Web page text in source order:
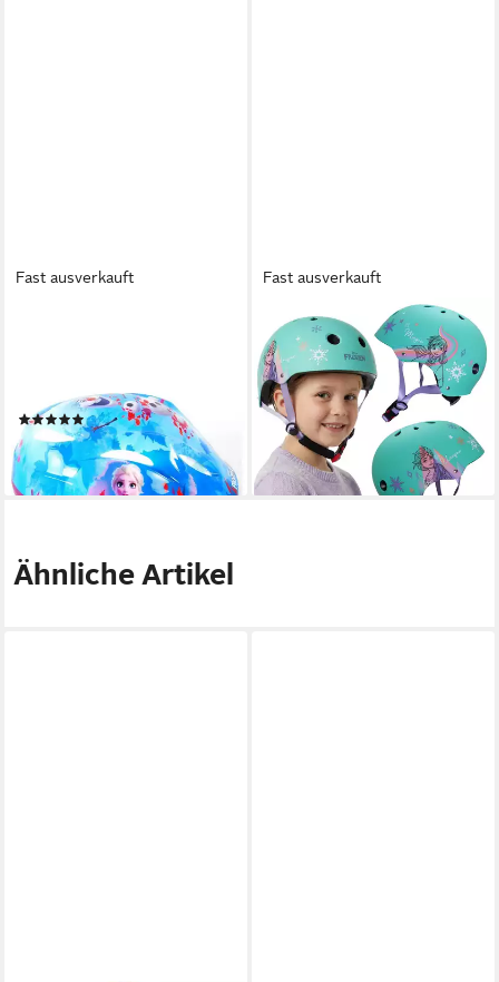
Fast ausverkauft
Gr. 52-56 cm TÜV/GS
(4)
29,99 €
lieferbar - in 2-3 Werktagen bei dir
Fast ausverkauft
DISNEY FROZEN
Kinderfahrradhelm DISNEY
Frozen Elsa Kinder
Fahrradhelm Mädchen,
verstellbar, 52–56 cm
36,99 €
lieferbar - in 3-4 Werktagen bei dir
Ähnliche Artikel